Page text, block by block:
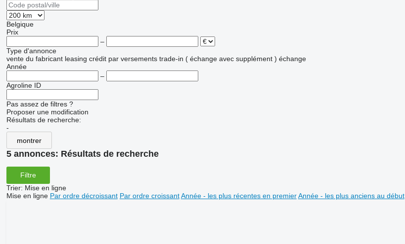
Belgique
Prix
–
Type d'annonce
vente du fabricant leasing crédit par versements trade-in ( échange avec supplément ) échange
Année
–
Agroline ID
Pas assez de filtres ?
Proposer une modification
Résultats de recherche:
-
montrer
5 annonces: Résultats de recherche
Filtre
Trier: Mise en ligne
Mise en ligne Par ordre décroissant Par ordre croissant Année - les plus récentes en premier Année - les plus anciens au début